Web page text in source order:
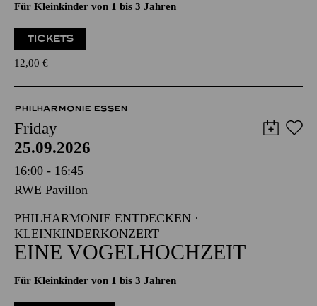
Für Kleinkinder von 1 bis 3 Jahren
TICKETS
12,00 €
PHILHARMONIE ESSEN
Friday
25.09.2026
16:00 - 16:45
RWE Pavillon
PHILHARMONIE ENTDECKEN ·
KLEINKINDERKONZERT
EINE VOGELHOCHZEIT
Für Kleinkinder von 1 bis 3 Jahren